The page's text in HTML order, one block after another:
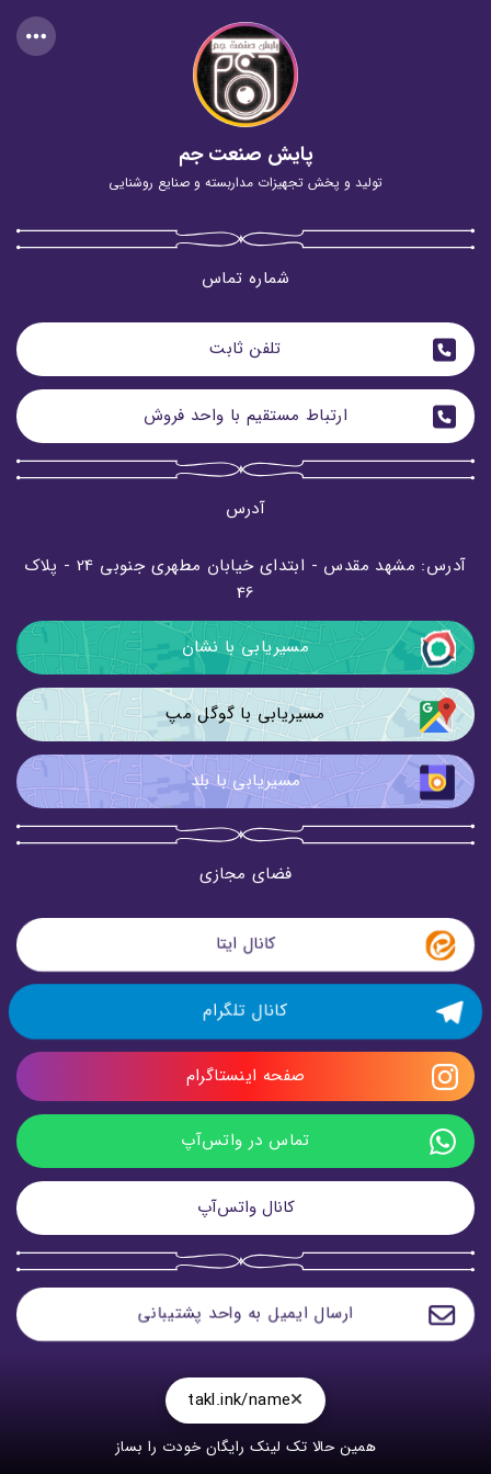
پایش صنعت جم
تولید و پخش تجهیزات مداربسته و صنایع روشنایی
شماره تماس
تلفن ثابت
ارتباط مستقیم با واحد فروش
آدرس
آدرس: مشهد مقدس - ابتدای خیابان مطهری جنوبی 24 - پلاک
46
مسیریابی با نشان
مسیریابی با گوگل مپ
مسیریابی با بلد
فضای مجازی
کانال ایتا
کانال تلگرام
صفحه اینستاگرام
تماس در واتس‌آپ
کانال واتس‌آپ
ارسال ایمیل به واحد پشتیبانی
takl.ink/name
همین حالا تک لینک رایگان خودت را بساز